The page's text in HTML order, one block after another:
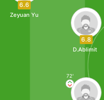
6.8
D.Ablimit
72'
6.6
Zeyuan Yu